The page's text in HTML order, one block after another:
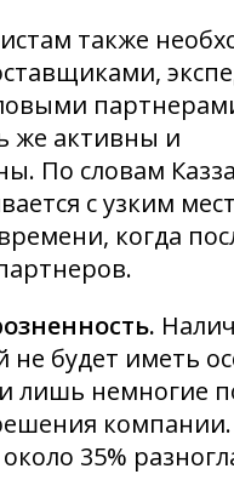
также
же активны и
По словам
с узким
когда
будет иметь
лишь немногие
35%